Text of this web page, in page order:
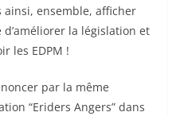
ainsi, ensemble, afficher
la législation et
les EDPM !
par la même
“Eriders Angers” dans